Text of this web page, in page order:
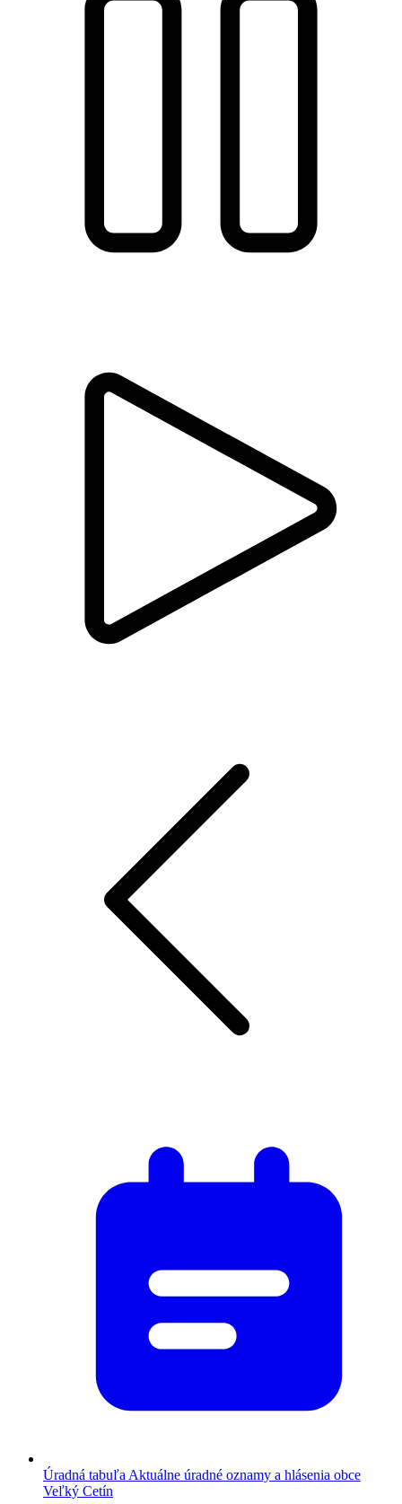
Úradná tabuľa Aktuálne úradné oznamy a hlásenia obce
Veľký Cetín